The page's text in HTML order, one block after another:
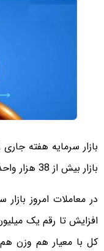
بازار سرمایه هفته
بازار بیش از 38 هزار واحد افزایش یافت.